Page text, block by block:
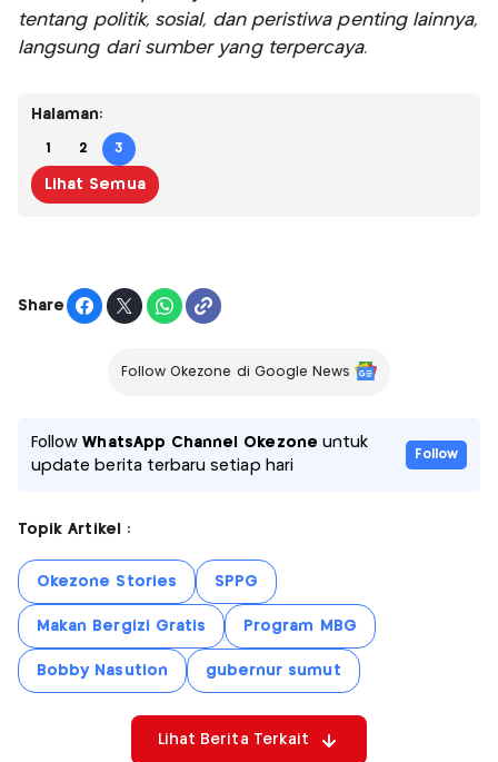
tentang politik, sosial, dan peristiwa penting lainnya,
langsung dari sumber yang terpercaya.
Halaman:
1 2 3
Lihat Semua
Share
Follow Okezone di Google News
FollowWhatsApp Channel Okezone untuk
update berita terbaru setiap hari
Follow
Topik Artikel :
Okezone Stories SPPG
Makan Bergizi Gratis Program MBG
Bobby Nasution gubernur sumut
Lihat Berita Terkait